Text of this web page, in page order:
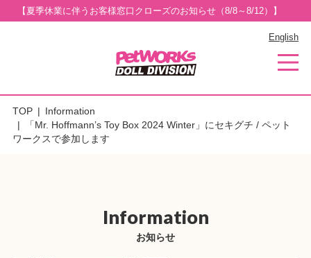
【夏季休業に伴うお客様窓口クローズのお知らせ（8/8～8/12）】
English
TOP
Information
「Mr. Hoffmann’s Toy Box 2024 Winter」にセキグチ / ペット
ワークスで参加します
Information
お知らせ